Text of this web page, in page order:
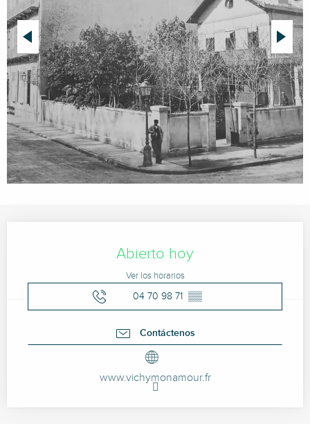
Abierto hoy
Ver los horarios
04 70 98 71 ▒▒
Contáctenos
www.vichymonamour.fr